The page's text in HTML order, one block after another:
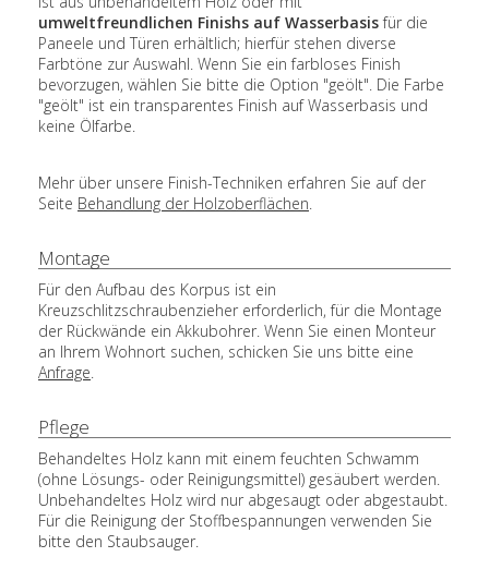
umweltfreundlichen Finishs auf Wasserbasisfür die
Paneele und Türen erhältlich; hierfür stehen diverse
Farbtöne zur Auswahl. Wenn Sie ein farbloses Finish
bevorzugen, wählen Sie bitte die Option "geölt". Die Farbe
"geölt" ist ein transparentes Finish auf Wasserbasis und
keine Ölfarbe.
Mehr über unsere Finish-Techniken erfahren Sie auf der
Seite Behandlung der Holzoberflächen.
Montage
Für den Aufbau des Korpus ist ein
Kreuzschlitzschraubenzieher erforderlich, für die Montage
der Rückwände ein Akkubohrer. Wenn Sie einen Monteur
an Ihrem Wohnort suchen, schicken Sie uns bitte eine
Anfrage.
Pflege
Behandeltes Holz kann mit einem feuchten Schwamm
(ohne Lösungs- oder Reinigungsmittel) gesäubert werden.
Unbehandeltes Holz wird nur abgesaugt oder abgestaubt.
Für die Reinigung der Stoffbespannungen verwenden Sie
bitte den Staubsauger.